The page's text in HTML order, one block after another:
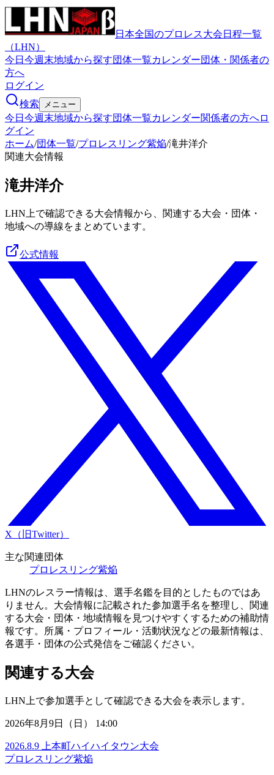
日本全国のプロレス大会日程一覧
（LHN）
今日 今週末地域から探す団体一覧カレンダー団体・関係者の
方へ
ログイン
検索
メニュー
今日 今週末地域から探す団体一覧カレンダー関係者の方へロ
グイン
ホーム/団体一覧/プロレスリング紫焔/滝井洋介
関連大会情報
滝井洋介
LHN上で確認できる大会情報から、関連する大会・団体・
地域への導線をまとめています。
公式情報
X（旧Twitter）
主な関連団体
プロレスリング紫焔
LHNのレスラー情報は、選手名鑑を目的としたものではあ
りません。大会情報に記載された参加選手名を整理し、関連
する大会・団体・地域情報を見つけやすくするための補助情
報です。所属・プロフィール・活動状況などの最新情報は、
各選手・団体の公式発信をご確認ください。
関連する大会
LHN上で参加選手として確認できる大会を表示します。
2026年8月9日（日） 14:00
2026.8.9 上本町ハイハイタウン大会
プロレスリング紫焔